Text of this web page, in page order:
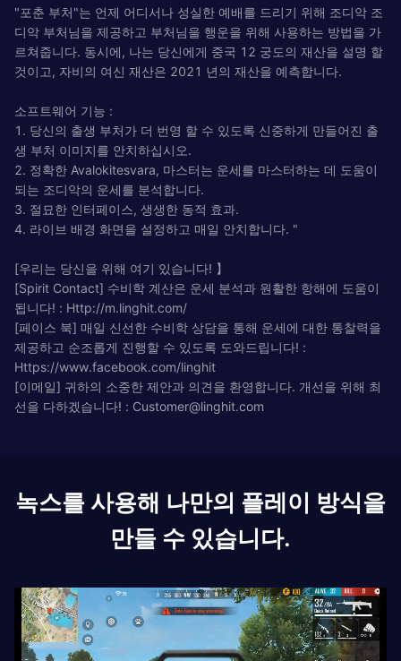
"포춘 부처"는 언제 어디서나 성실한 예배를 드리기 위해 조디악 조
디악 부처님을 제공하고 부처님을 행운을 위해 사용하는 방법을 가
르쳐줍니다. 동시에, 나는 당신에게 중국 12 궁도의 재산을 설명 할
것이고, 자비의 여신 재산은 2021 년의 재산을 예측합니다.
소프트웨어 기능 :
1. 당신의 출생 부처가 더 번영 할 수 있도록 신중하게 만들어진 출
생 부처 이미지를 안치하십시오.
2. 정확한 Avalokitesvara, 마스터는 운세를 마스터하는 데 도움이
되는 조디악의 운세를 분석합니다.
3. 절묘한 인터페이스, 생생한 동적 효과.
4. 라이브 배경 화면을 설정하고 매일 안치합니다. "
[우리는 당신을 위해 여기 있습니다! 】
[Spirit Contact] 수비학 계산은 운세 분석과 원활한 항해에 도움이
됩니다! : Http://m.linghit.com/
[페이스 북] 매일 신선한 수비학 상담을 통해 운세에 대한 통찰력을
제공하고 순조롭게 진행할 수 있도록 도와드립니다! :
Https://www.facebook.com/linghit
[이메일] 귀하의 소중한 제안과 의견을 환영합니다. 개선을 위해 최
선을 다하겠습니다! : Customer@linghit.com
녹스를 사용해 나만의 플레이 방식을
만들 수 있습니다.